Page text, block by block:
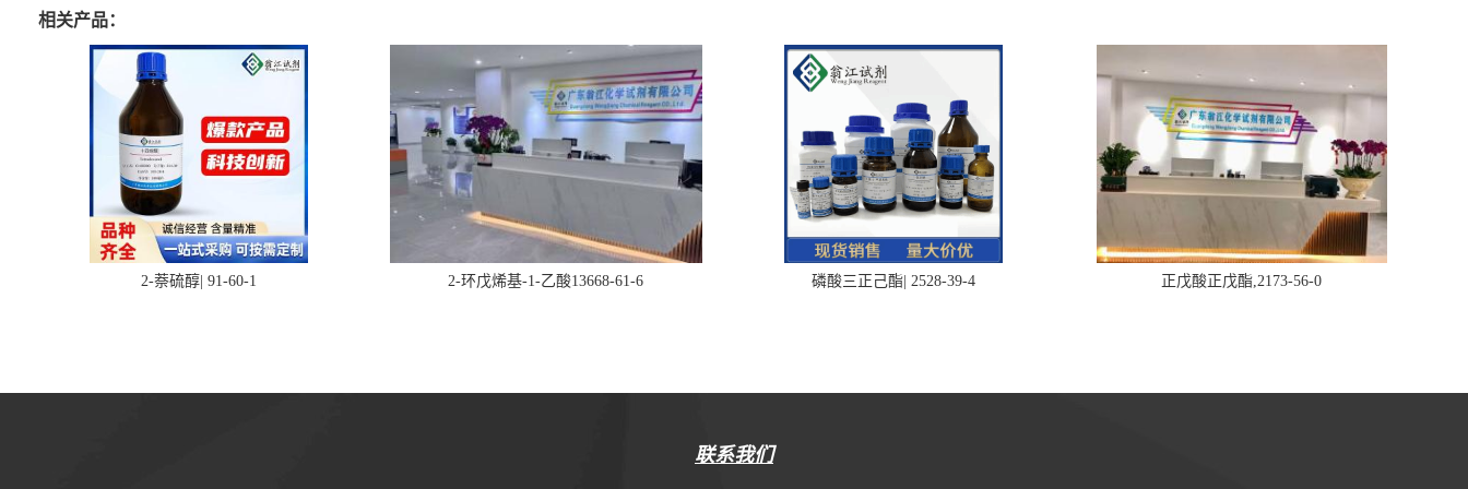
相关产品：
2-萘硫醇| 91-60-1 2-环戊烯基-1-乙酸13668-61-6 磷酸三正己酯| 2528-39-4 正戊酸正戊酯,2173-56-0
联系我们